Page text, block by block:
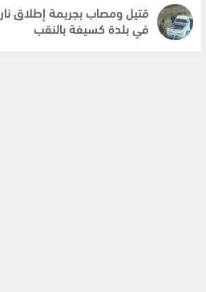
قتيل ومصاب بجريمة إطلاق نار
في بلدة كسيفة بالنقب